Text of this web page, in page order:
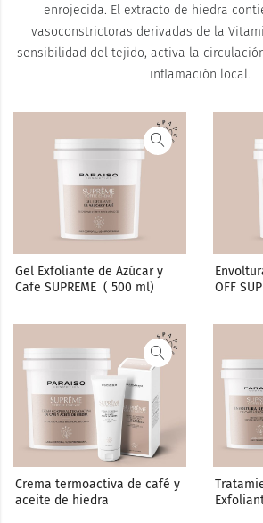
enrojecida. El extracto de hiedra
vasoconstrictoras derivadas de la
sensibilidad del tejido, activa la
inflamación local.
Gel Exfoliante de Azúcar y
Cafe SUPREME  ( 500 ml)
OFF
Crema termoactiva de café y
aceite de hiedra